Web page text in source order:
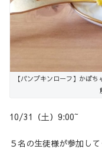
【パンプキンローフ】かぼ
10/31（土）9:00~
５名の生徒様が参加して